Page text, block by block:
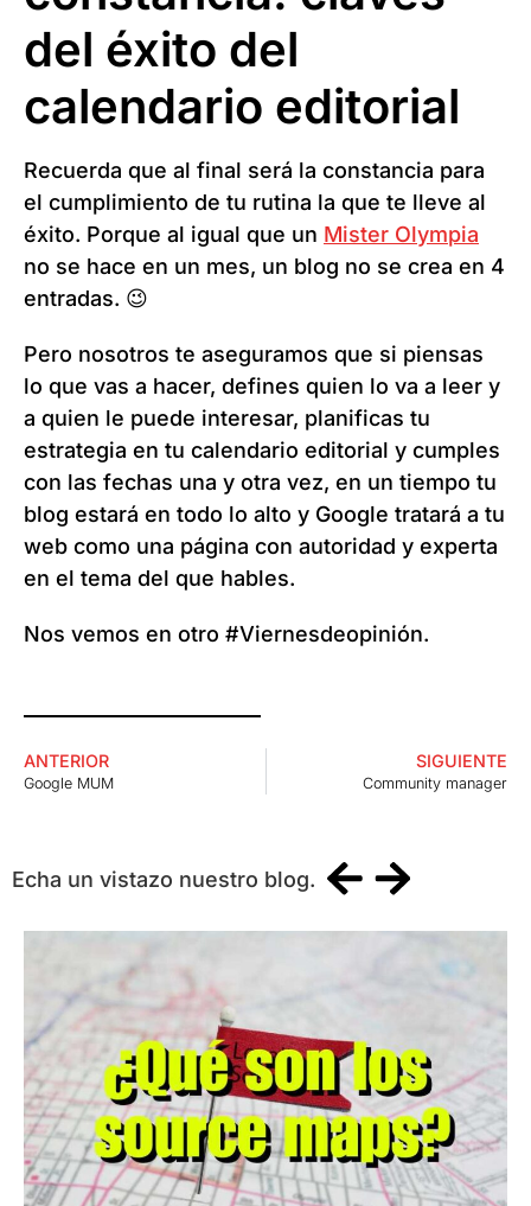
del éxito del
calendario editorial
Recuerda que al final será la constancia para
el cumplimiento de tu rutina la que te lleve al
éxito. Porque al igual que un Mister Olympia
no se hace en un mes, un blog no se crea en 4
entradas. 😉
Pero nosotros te aseguramos que si piensas
lo que vas a hacer, defines quien lo va a leer y
a quien le puede interesar, planificas tu
estrategia en tu calendario editorial y cumples
con las fechas una y otra vez, en un tiempo tu
blog estará en todo lo alto y Google tratará a tu
web como una página con autoridad y experta
en el tema del que hables.
Nos vemos en otro #Viernesdeopinión.
ANTERIOR
Google MUM
SIGUIENTE
Community manager
Echa un vistazo nuestro blog.